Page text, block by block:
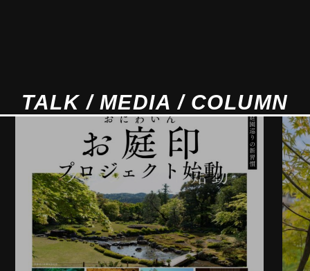
TALK / MEDIA / COLUMN